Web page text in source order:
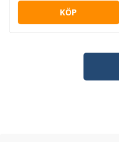
KÖP